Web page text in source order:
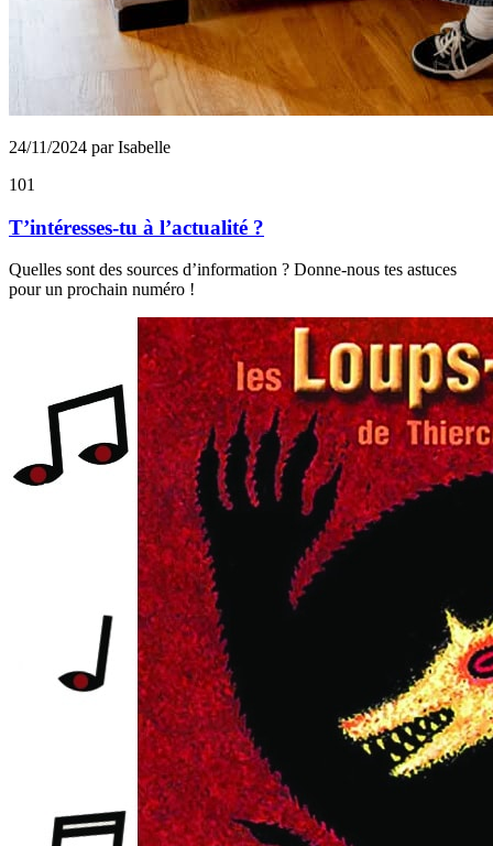
24/11/2024 par Isabelle
101
T’intéresses-tu à l’actualité ?
Quelles sont des sources d’information ? Donne-nous tes astuces
pour un prochain numéro !